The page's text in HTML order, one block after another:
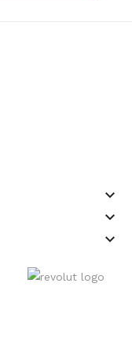
keyboard_arrow_down
keyboard_arrow_down
keyboard_arrow_down